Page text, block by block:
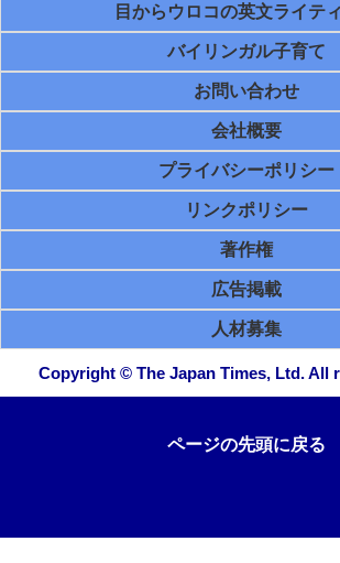
目からウロコの英文ライテ
バイリンガル子育て
お問い合わせ
会社概要
プライバシーポリシー
リンクポリシー
著作権
広告掲載
人材募集
Copyright © The Japan Times, Ltd. All
ページの先頭に戻る